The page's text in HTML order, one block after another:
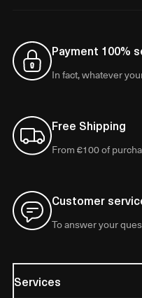
Payment 100%
In fact, whatever
Free Shipping
From €100 of
Customer
To answer your
Services